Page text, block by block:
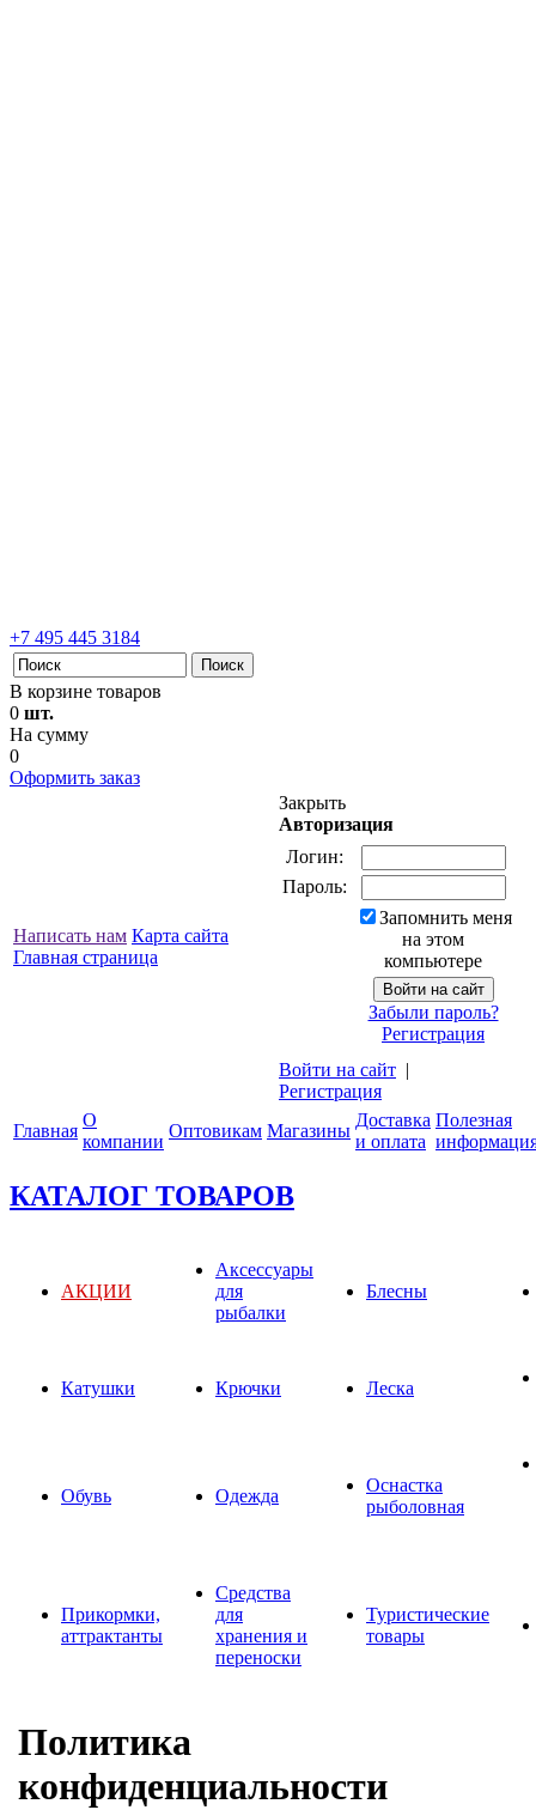
+7 495 445 3184
В корзине товаров
0 шт.
На сумму
0
Оформить заказ
Написать нам Карта сайта
Главная страница
Закрыть
Авторизация
Логин:
Пароль:
Запомнить меня
на этом
компьютере
Забыли пароль?
Регистрация
Войти на сайт |
Регистрация
Главная
О
компании
Оптовикам Магазины
Доставка
и оплата
Полезная
КАТАЛОГ ТОВАРОВ
АКЦИИ
Аксессуары
для
рыбалки
Блесны
Катушки Крючки Леска
Обувь Одежда
Оснастка
рыболовная
Прикормки,
аттрактанты
Средства
для
хранения и
переноски
Туристические
товары
Политика
конфиденциальности